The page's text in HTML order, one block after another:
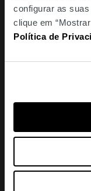
configurar as
clique em
Política de
Em Exibição
A Odisseia
Consultar bilheteira